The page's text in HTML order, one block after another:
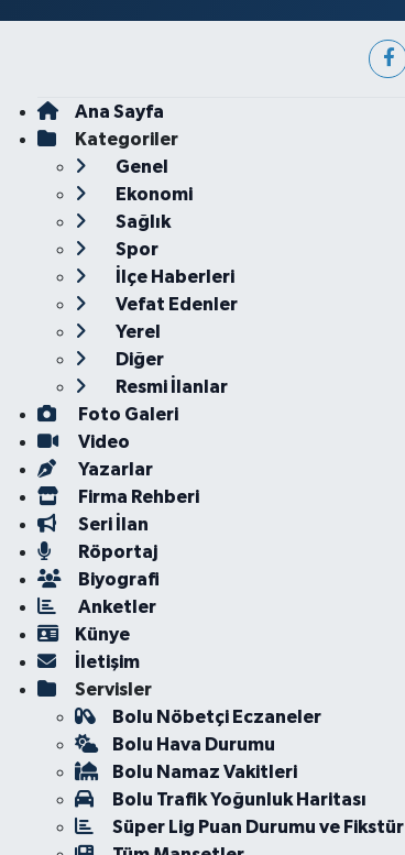
Ana Sayfa
Kategoriler
Genel
Ekonomi
Sağlık
Spor
İlçe Haberleri
Vefat Edenler
Yerel
Diğer
Resmi İlanlar
Foto Galeri
Video
Yazarlar
Firma Rehberi
Seri İlan
Röportaj
Biyografi
Anketler
Künye
İletişim
Servisler
Bolu Nöbetçi Eczaneler
Bolu Hava Durumu
Bolu Namaz Vakitleri
Bolu Trafik Yoğunluk Haritası
Süper Lig Puan Durumu ve Fikstür